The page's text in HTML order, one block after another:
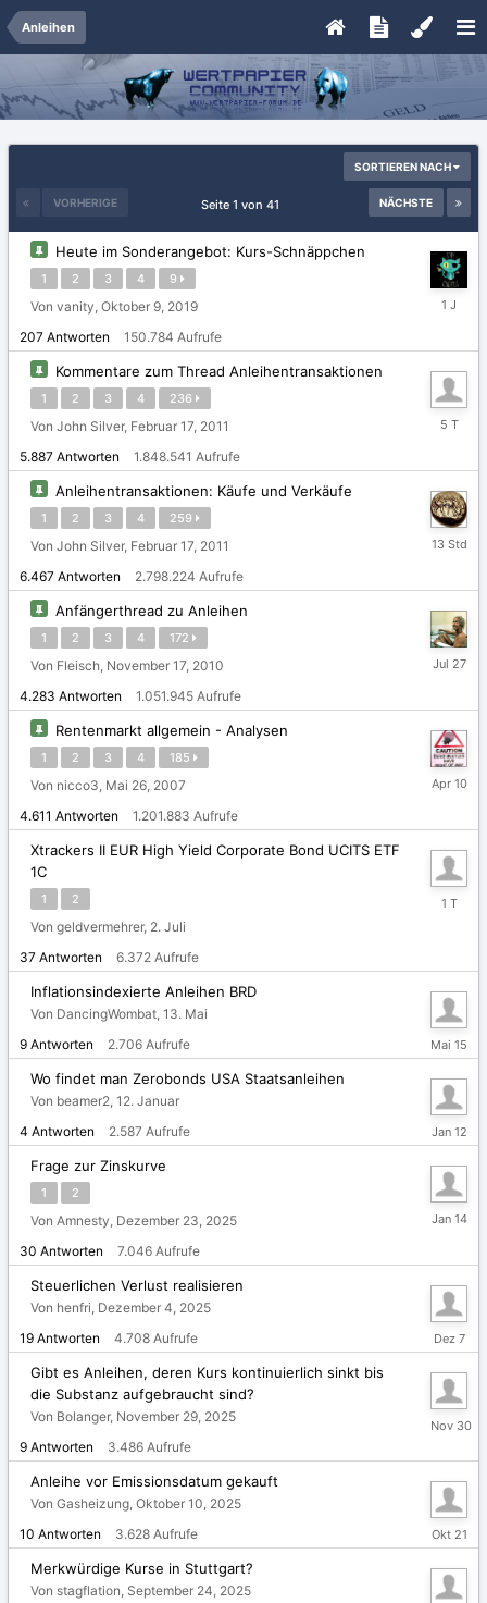
Anleihen
SORTIEREN NACH
VORHERIGE NÄCHSTE
Seite 1 von 41
Heute im Sonderangebot: Kurs-Schnäppchen
1 2 3 4 9
Von vanity, Oktober 9, 2019
207 Antworten 150.784 Aufrufe
Kommentare zum Thread Anleihentransaktionen
1 2 3 4 236
Von John Silver, Februar 17, 2011
5.887 Antworten 1.848.541 Aufrufe
Freitag
Anleihentransaktionen: Käufe und Verkäufe
1 2 3 4 259
Von John Silver, Februar 17, 2011
6.467 Antworten 2.798.224 Aufrufe
vor
Anfängerthread zu Anleihen
1 2 3 4 172
Von Fleisch, November 17, 2010
4.283 Antworten 1.051.945 Aufrufe
27.
Rentenmarkt allgemein - Analysen
1 2 3 4 185
Von nicco3, Mai 26, 2007
4.611 Antworten 1.201.883 Aufrufe
10.
April
Xtrackers II EUR High Yield Corporate Bond UCITS ETF
1C
1 2
Von geldvermehrer, 2. Juli
37 Antworten 6.372 Aufrufe
Gestern
Inflationsindexierte Anleihen BRD
Von DancingWombat, 13. Mai
9 Antworten 2.706 Aufrufe
15.
Mai
Wo findet man Zerobonds USA Staatsanleihen
Von beamer2, 12. Januar
4 Antworten 2.587 Aufrufe
12.
Januar
Frage zur Zinskurve
1 2
Von Amnesty, Dezember 23, 2025
30 Antworten 7.046 Aufrufe
14.
Steuerlichen Verlust realisieren
Von henfri, Dezember 4, 2025
19 Antworten 4.708 Aufrufe
7,
2025
Gibt es Anleihen, deren Kurs kontinuierlich sinkt bis
die Substanz aufgebraucht sind?
Von Bolanger, November 29, 2025
9 Antworten 3.486 Aufrufe
2025
Anleihe vor Emissionsdatum gekauft
Von Gasheizung, Oktober 10, 2025
10 Antworten 3.628 Aufrufe
Oktober
21,
2025
Merkwürdige Kurse in Stuttgart?
Von stagflation, September 24, 2025